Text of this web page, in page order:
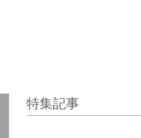
特集記事